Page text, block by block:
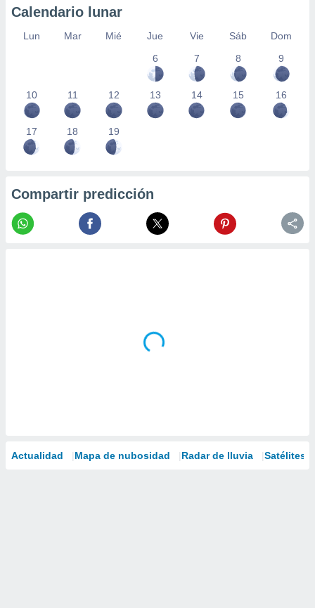
Calendario lunar
Lun Mar Mié Jue Vie Sáb
Dom
6
7 8 9
10 11 12 13 14 15 16
17 18 19
Compartir predicción
Actualidad Mapa de nubosidad Radar de lluvia Satélites